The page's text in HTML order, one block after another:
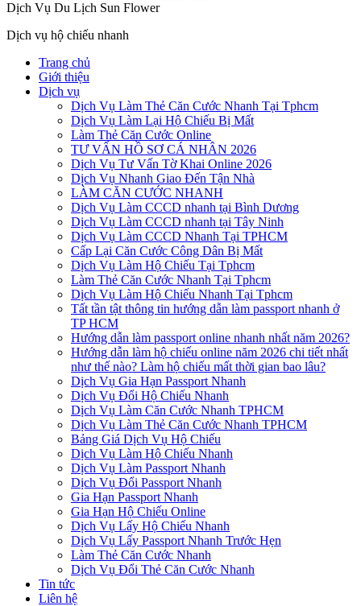
Dịch Vụ Du Lịch Sun Flower
Dịch vụ hộ chiếu nhanh
Trang chủ
Giới thiệu
Dịch vụ
Dịch Vụ Làm Thẻ Căn Cước Nhanh Tại Tphcm
Dịch Vụ Làm Lại Hộ Chiếu Bị Mất
Làm Thẻ Căn Cước Online
TƯ VẤN HỒ SƠ CÁ NHÂN 2026
Dịch Vụ Tư Vấn Tờ Khai Online 2026
Dịch Vụ Nhanh Giao Đến Tận Nhà
LÀM CĂN CƯỚC NHANH
Dịch Vụ Làm CCCD nhanh tại Bình Dương
Dịch Vụ Làm CCCD nhanh tại Tây Ninh
Dịch Vụ Làm CCCD Nhanh Tại TPHCM
Cấp Lại Căn Cước Công Dân Bị Mất
Dịch Vụ Làm Hộ Chiếu Tại Tphcm
Làm Thẻ Căn Cước Nhanh Tại Tphcm
Dịch Vụ Làm Hộ Chiếu Nhanh Tại Tphcm
Tất tần tật thông tin hướng dẫn làm passport nhanh ở
TP HCM
Hướng dẫn làm passport online nhanh nhất năm 2026?
Hướng dẫn làm hộ chiếu online năm 2026 chi tiết nhất
như thế nào? Làm hộ chiếu mất thời gian bao lâu?
Dịch Vụ Gia Hạn Passport Nhanh
Dịch Vụ Đổi Hộ Chiếu Nhanh
Dịch Vụ Làm Căn Cước Nhanh TPHCM
Dịch Vụ Làm Thẻ Căn Cước Nhanh TPHCM
Bảng Giá Dịch Vụ Hộ Chiếu
Dịch Vụ Làm Hộ Chiếu Nhanh
Dịch Vụ Làm Passport Nhanh
Dịch Vụ Đổi Passport Nhanh
Gia Hạn Passport Nhanh
Gia Hạn Hộ Chiếu Online
Dịch Vụ Lấy Hộ Chiếu Nhanh
Dịch Vụ Lấy Passport Nhanh Trước Hẹn
Làm Thẻ Căn Cước Nhanh
Dịch Vụ Đổi Thẻ Căn Cước Nhanh
Tin tức
Liên hệ